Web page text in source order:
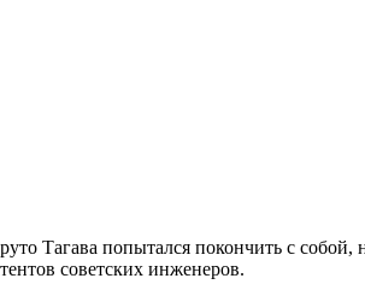
Тагава попытался покончить с собой,
советских инженеров.